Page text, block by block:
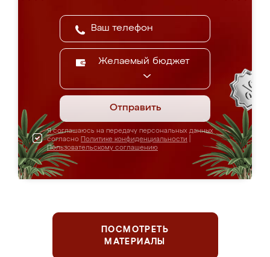
Желаемый бюджет
Отправить
Я соглашаюсь на передачу персональных данных
согласно Политике конфиденциальности
Пользовательскому соглашению
ПОСМОТРЕТЬ
МАТЕРИАЛЫ